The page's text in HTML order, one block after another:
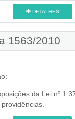
DETALHES
1563/2010
da Lei nº